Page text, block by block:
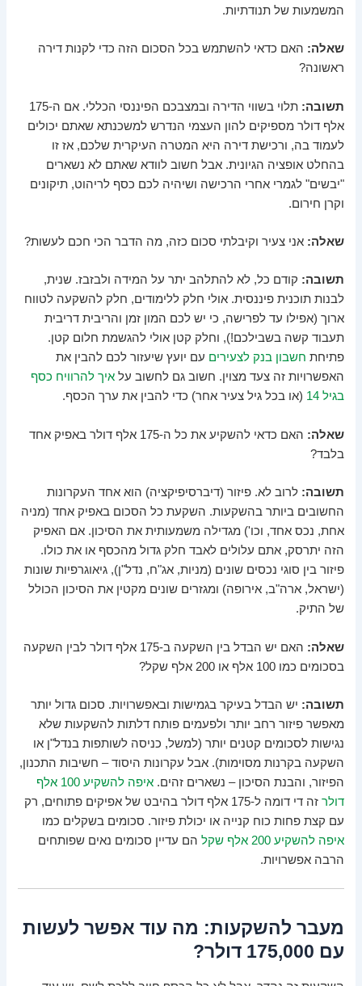
המשמעות של תנודתיות.
שאלה: האם כדאי להשתמש בכל הסכום הזה כדי לקנות דירה
ראשונה?
תשובה:
תלוי בשווי הדירה ובמצבכם הפיננסי הכללי. אם ה-175
אלף דולר מספיקים להון העצמי הנדרש למשכנתא שאתם יכולים
לעמוד בה, ורכישת דירה היא המטרה העיקרית שלכם, אז זו
בהחלט אופציה הגיונית. אבל חשוב לוודא שאתם לא נשארים
"יבשים" לגמרי אחרי הרכישה ושיהיה לכם כסף לריהוט, תיקונים
וקרן חירום.
שאלה: אני צעיר וקיבלתי סכום כזה, מה הדבר הכי חכם לעשות?
תשובה: קודם כל, לא להתלהב יתר על המידה ולבזבז. שנית,
לבנות תוכנית פיננסית. אולי חלק ללימודים, חלק להשקעה לטווח
ארוך (אפילו עד לפרישה, כי יש לכם המון זמן והריבית דריבית
תעבוד קשה בשבילכם!), וחלק קטן אולי להגשמת חלום קטן.
פתיחת חשבון בנק לצעירים עם יועץ שיעזור לכם להבין את
האפשרויות זה צעד מצוין. חשוב גם לחשוב עלאיך להרוויח כסף
בגיל 14
(או בכל גיל צעיר אחר) כדי להבין את ערך הכסף.
שאלה:
האם כדאי להשקיע את כל ה-175 אלף דולר באפיק אחד
בלבד?
תשובה: לרוב לא. פיזור (דיברסיפיקציה) הוא אחד העקרונות
החשובים ביותר בהשקעות. השקעת כל הסכום באפיק אחד (מניה
אחת, נכס אחד, וכו') מגדילה משמעותית את הסיכון. אם האפיק
הזה יתרסק, אתם עלולים לאבד חלק גדול מהכסף או את כולו.
פיזור בין סוגי נכסים שונים (מניות, אג"ח, נדל"ן), גיאוגרפיות שונות
(ישראל, ארה"ב, אירופה) ומגזרים שונים מקטין את הסיכון הכולל
של התיק.
שאלה:
האם יש הבדל בין השקעה ב-175 אלף דולר לבין השקעה
בסכומים כמו 100 אלף או 200 אלף שקל?
תשובה: יש הבדל בעיקר בגמישות ובאפשרויות. סכום גדול יותר
מאפשר פיזור רחב יותר ולפעמים פותח דלתות להשקעות שלא
נגישות לסכומים קטנים יותר (למשל, כניסה לשותפות בנדל"ן או
השקעה בקרנות מסוימות). אבל עקרונות היסוד – חשיבות התכנון,
הפיזור, והבנת הסיכון – נשארים זהים.
איפה להשקיע 100 אלף
דולר
זה די דומה ל-175 אלף דולר בהיבט של אפיקים פתוחים, רק
עם קצת פחות כוח קנייה או יכולת פיזור. סכומים בשקלים כמו
איפה להשקיע 200 אלף שקל
הם עדיין סכומים נאים שפותחים
הרבה אפשרויות.
מעבר להשקעות: מה עוד אפשר לעשות
עם 175,000 דולר?